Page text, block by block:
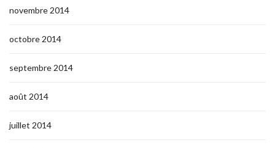
novembre 2014
octobre 2014
septembre 2014
août 2014
juillet 2014